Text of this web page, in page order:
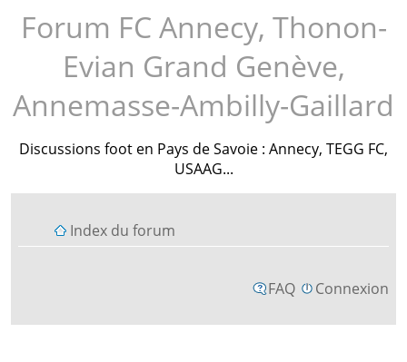
INSTAGRAM
Forum FC Annecy, Thonon-
Evian Grand Genève,
Annemasse-Ambilly-Gaillard
Discussions foot en Pays de Savoie : Annecy, TEGG FC,
USAAG...
Index du forum
FAQ Connexion